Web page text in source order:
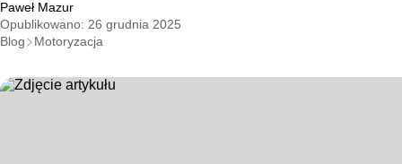
Paweł Mazur
Opublikowano: 26 grudnia 2025
Blog
Motoryzacja